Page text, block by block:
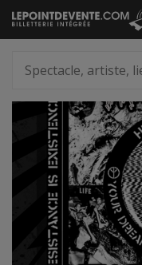
Passer
au
artiste,
lieu...